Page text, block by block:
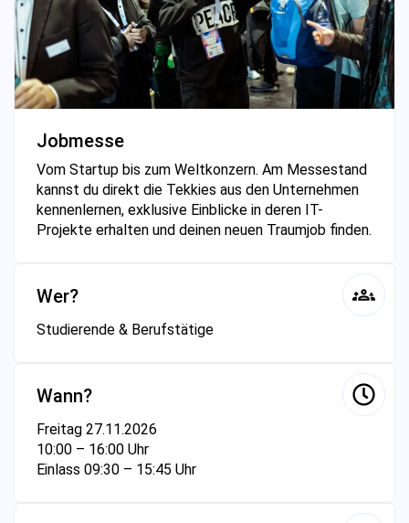
Jobmesse
Vom Startup bis zum Weltkonzern. Am Messestand
kannst du direkt die Tekkies aus den Unternehmen
kennenlernen, exklusive Einblicke in deren IT-
Projekte erhalten und deinen neuen Traumjob finden.
Wer?
Studierende & Berufstätige
Wann?
Freitag 27.11.2026
10:00 – 16:00 Uhr
Einlass 09:30 – 15:45 Uhr